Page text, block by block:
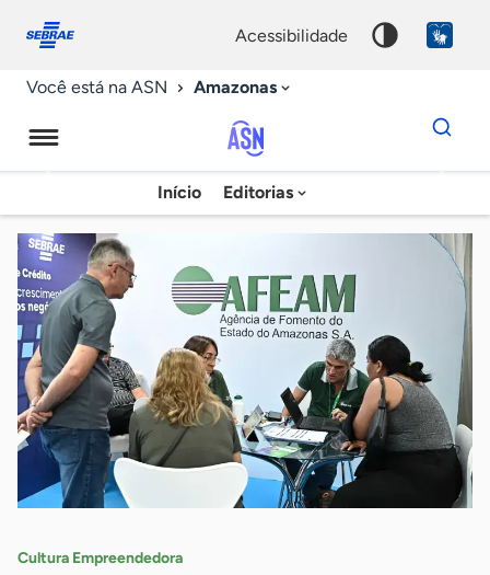
conosco
acessibilidade
Você está na ASN Amazonas
Agência
Sebrae
Notícias
Início Editorias
Dados
para
chave
Cultura Empreendedora